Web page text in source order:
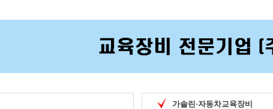
가솔린·자동차교육장비